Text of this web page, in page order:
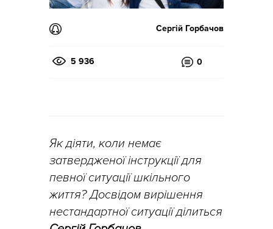
Сергій Горбачов
5 936 0
Як діяти, коли немає
затвердженої інструкції для
певної ситуації шкільного
життя? Досвідом вирішення
нестандартної ситуації ділиться